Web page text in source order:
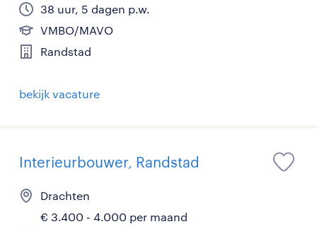
38 uur, 5 dagen p.w.
VMBO/MAVO
Randstad
bekijk vacature
Interieurbouwer, Randstad
Drachten
€ 3.400 - 4.000 per maand